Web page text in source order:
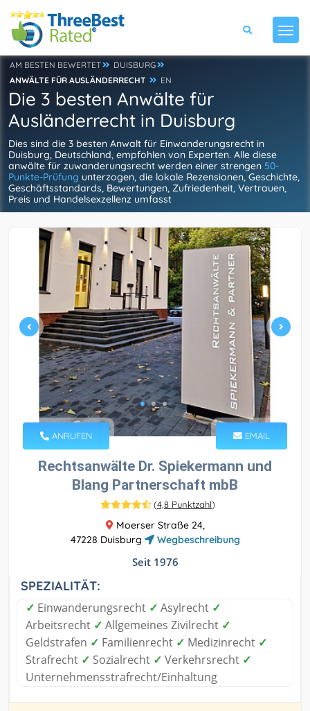
AM BESTEN BEWERTET
DUISBURG
ANWÄLTE FÜR AUSLÄNDERRECHT
EN
Die 3 besten Anwälte für
Ausländerrecht in Duisburg
Dies sind die 3 besten Anwalt für Einwanderungsrecht in
Duisburg, Deutschland, empfohlen von Experten. Alle diese
anwälte für zuwanderungsrecht werden einer strengen 50-
Punkte-Prüfung unterzogen, die lokale Rezensionen, Geschichte,
Geschäftsstandards, Bewertungen, Zufriedenheit, Vertrauen,
Preis und Handelsexzellenz umfasst
ANRUFEN EMAIL
Rechtsanwälte Dr. Spiekermann und
Blang Partnerschaft mbB
(4,8 Punktzahl)
Moerser Straße 24,
47228 Duisburg
Wegbeschreibung
Seit 1976
SPEZIALITÄT:
✓ Einwanderungsrecht ✓ Asylrecht ✓
Arbeitsrecht ✓ Allgemeines Zivilrecht ✓
Geldstrafen ✓ Familienrecht ✓ Medizinrecht ✓
Strafrecht ✓ Sozialrecht ✓ Verkehrsrecht ✓
Unternehmensstrafrecht/Einhaltung